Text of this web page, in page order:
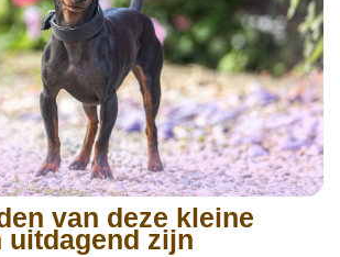
van deze kleine
uitdagend zijn